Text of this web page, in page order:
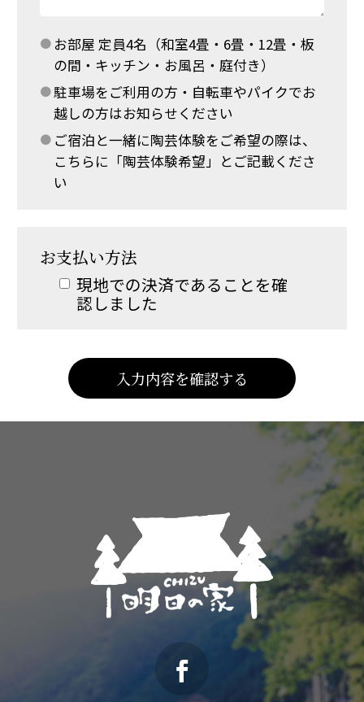
お部屋 定員4名（和室4畳・6畳・12畳・板
の間・キッチン・お風呂・庭付き）
駐車場をご利用の方・自転車やパイクでお
越しの方はお知らせください
ご宿泊と一緒に陶芸体験をご希望の際は、
こちらに「陶芸体験希望」とご記載くださ
い
お支払い方法
現地での決済であることを確
認しました